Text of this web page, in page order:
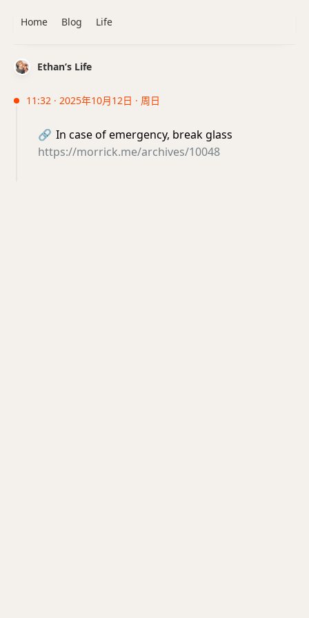
Ethan’s Life
11:32 · 2025年10月12日 · 周日
🔗 In case of emergency, break glass
https://morrick.me/archives/10048
Home Blog Life